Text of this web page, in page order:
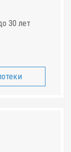
30 лет